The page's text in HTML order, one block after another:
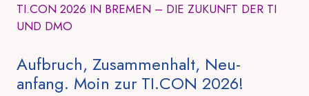
TI.CON 2026 IN BREMEN – DIE ZUKUNFT DER TI
UND DMO
Aufbruch, Zusammenhalt, Neu-
anfang. Moin zur TI.CON 2026!